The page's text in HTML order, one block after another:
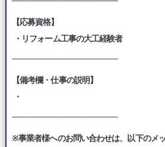
【応募資格】
・リフォーム工事の大工経験者
【備考欄・仕事の説明】
・
※事業者様へのお問い合わせは、以下のメ